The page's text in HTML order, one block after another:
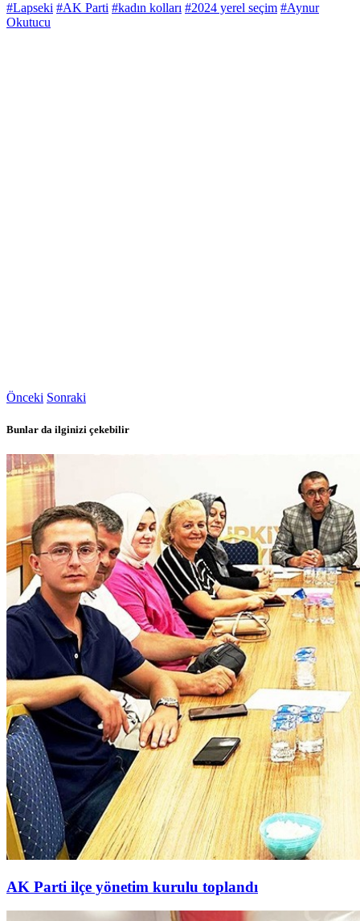
#Lapseki #AK Parti #kadın kolları #2024 yerel seçim #Aynur
Okutucu
Önceki Sonraki
Bunlar da ilginizi çekebilir
AK Parti ilçe yönetim kurulu toplandı